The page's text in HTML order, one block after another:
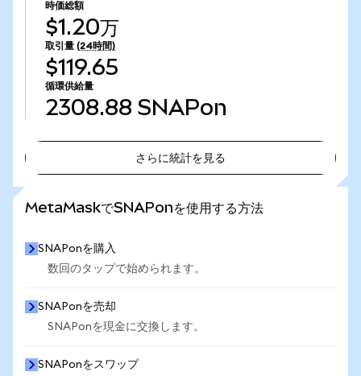
時価総額
$1.20万
取引量 (24時間)
$119.65
循環供給量
2308.88 SNAPon
さらに統計を見る
MetaMaskでSNAPonを使用する方法
SNAPonを購入
数回のタップで始められます。
SNAPonを売却
SNAPonを現金に交換します。
SNAPonをスワップ